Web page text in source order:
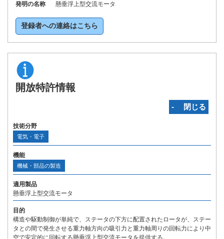
発明の名称
懸垂浮上型交流モータ
登録者への連絡はこちら
開放特許情報
‐ 閉じる
技術分野
電気・電子
機能
機械・部品の製造
適用製品
懸垂浮上型交流モータ
目的
構造や駆動制御が単純で、ステータの下方に配置されたロータが、ステー
タとの間で発生させる重力軸方向の吸引力と重力軸周りの回転力により中
空で安定的に回転する懸垂浮上型交流モータを提供する。